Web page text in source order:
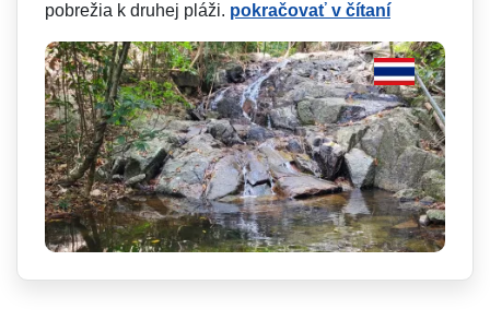
pobrežia k druhej pláži. pokračovať v čítaní